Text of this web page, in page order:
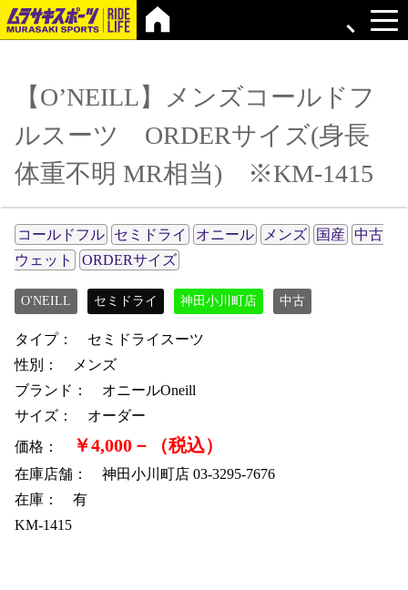
【O’NEILL】メンズコールドフ
ルスーツ ORDERサイズ(身長
体重不明 MR相当) ※KM-1415
コールドフル セミドライ オニール メンズ 国産 中古
ウェット
ORDERサイズ
O'NEILL セミドライ 神田小川町店 中古
タイプ： セミドライスーツ
性別： メンズ
ブランド： オニールOneill
サイズ： オーダー
価格：
￥4,000－（税込）
在庫店舗： 神田小川町店 03-3295-7676
在庫： 有
KM-1415